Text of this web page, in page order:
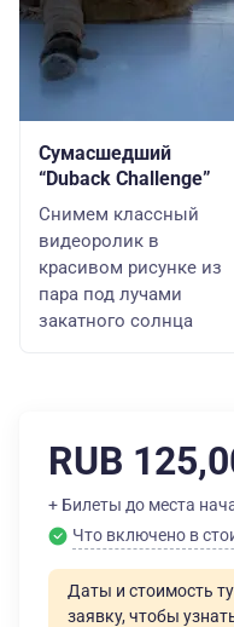
Сумасшедший
“Duback Challenge”
Снимем классный
видеоролик в
красивом рисунке из
пара под лучами
закатного солнца
RUB
+ Билеты до места
Что включено в
Даты и стоимость
заявку, чтобы